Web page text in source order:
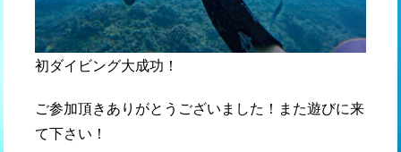
初ダイビング大成功！
ご参加頂きありがとうございました！また遊びに来
て下さい！